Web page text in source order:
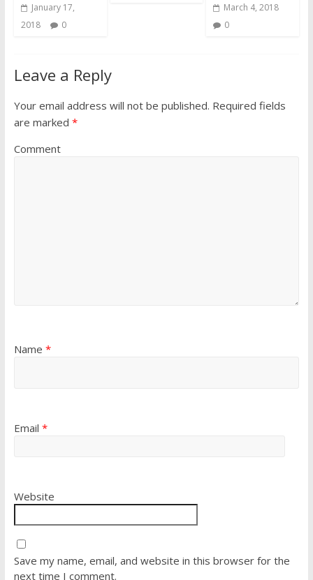
January 17,
2018
0
March 4, 2018
0
Leave a Reply
Your email address will not be published. Required fields
are marked *
Comment
Name *
Email *
Website
Save my name, email, and website in this browser for the
next time I comment.